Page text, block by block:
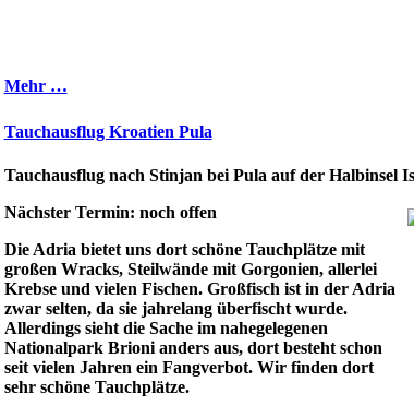
Mehr …
Tauchausflug Kroatien Pula
Tauchausflug nach Stinjan bei Pula auf der Halbinsel
Nächster Termin: noch offen
Die Adria bietet uns dort schöne Tauchplätze mit
großen Wracks, Steilwände mit Gorgonien, allerlei
Krebse und vielen Fischen. Großfisch ist in der Adria
zwar selten, da sie jahrelang überfischt wurde.
Allerdings sieht die Sache im nahegelegenen
Nationalpark Brioni anders aus, dort besteht schon
seit vielen Jahren ein Fangverbot. Wir finden dort
sehr schöne Tauchplätze.